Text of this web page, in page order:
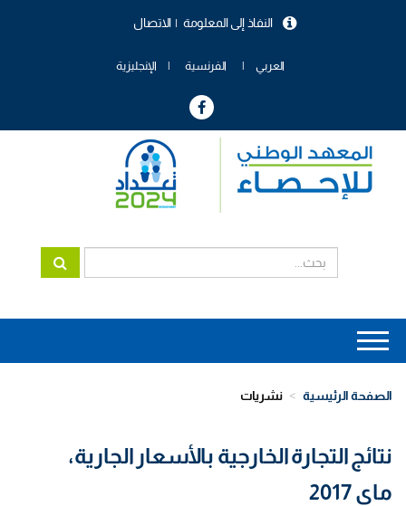
الاتصال النفاذ إلى المعلومة
العربي الفرنسية الإنجليزية
Main
navigation
الصفحة الرئيسية نشريات
نتائج التجارة الخارجية بالأسعار الجارية،
ماي 2017